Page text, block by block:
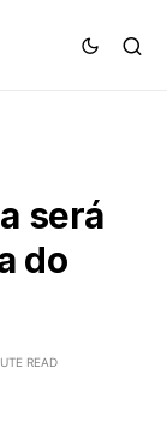
será
do
READ